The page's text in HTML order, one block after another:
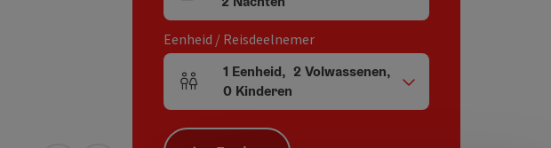
Eenheid / Reisdeelnemer
Aantal eenheden en persoonsvelden
1 Eenheid, 2 Volwassenen,
0 Kinderen